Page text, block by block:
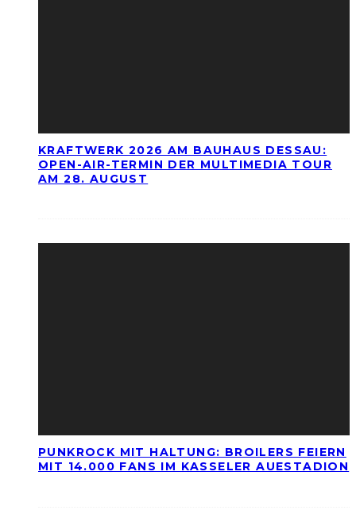
KRAFTWERK 2026 AM BAUHAUS DESSAU:
OPEN-AIR-TERMIN DER MULTIMEDIA TOUR
AM 28. AUGUST
PUNKROCK MIT HALTUNG: BROILERS FEIERN
MIT 14.000 FANS IM KASSELER AUESTADION